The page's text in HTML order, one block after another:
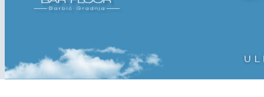
Politika